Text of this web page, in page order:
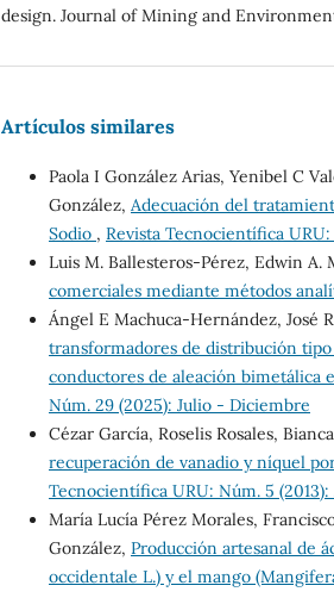
design. Journal of Mining and
Artículos similares
Paola I González Arias, Yenibel C
González, Adecuación del
Sodio , Revista Tecnocientífica
Luis M. Ballesteros-Pérez, Edwin
comerciales mediante métodos
Ángel E Machuca-Hernández, José
transformadores de distribución
conductores de aleación bimetálica
Núm. 29 (2025): Julio - Diciembre
Cézar García, Roselis Rosales,
recuperación de vanadio y níquel
Tecnocientífica URU: Núm. 5
María Lucía Pérez Morales,
González, Producción artesanal de
occidentale L.) y el mango